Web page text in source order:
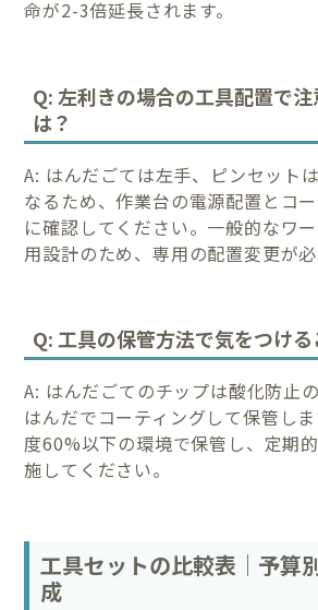
命が2-3倍延長されます。
Q: 左利きの場合の工具配置で注
は？
A: はんだごては左手、ピンセット
なるため、作業台の電源配置とコ
に確認してください。一般的なワ
用設計のため、専用の配置変更が必
Q: 工具の保管方法で気をつける
A: はんだごてのチップは酸化防止
はんだでコーティングして保管し
度60%以下の環境で保管し、定期
施してください。
工具セットの比較表｜予算
成